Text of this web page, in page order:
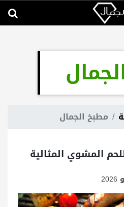
مطبخ الجمال
المشوي المثالية